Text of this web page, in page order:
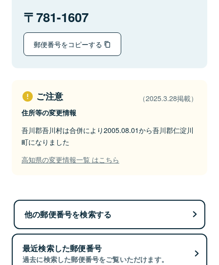
781-1607
郵便番号をコピーする
ご注意 （2025.3.28掲載）
住所等の変更情報
吾川郡吾川村は合併により2005.08.01から吾川郡仁淀川
町になりました
高知県の変更情報一覧 はこちら
他の郵便番号を検索する
最近検索した郵便番号
過去に検索した郵便番号をご覧いただけます。